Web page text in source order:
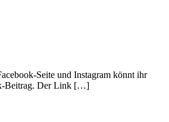
Seite und Instagram könnt ihr
Beitrag. Der Link […]